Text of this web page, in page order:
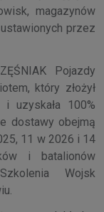
magazynów
przez
Pojazdy
który złożył
uzyskała 100%
dostawy obejmą
11 w 2026 i 14
i batalionów
Wojsk